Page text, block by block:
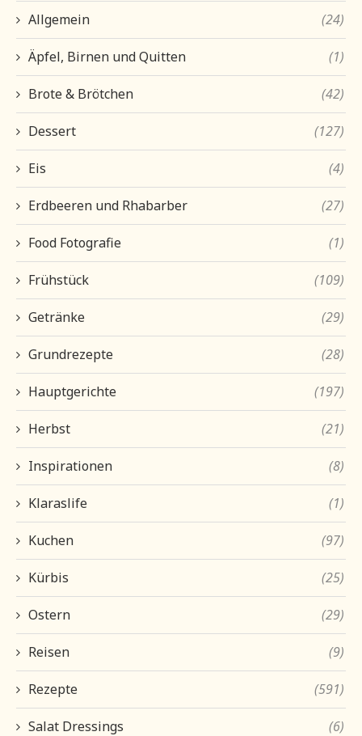
Allgemein (24)
Äpfel, Birnen und Quitten (1)
Brote & Brötchen (42)
Dessert (127)
Eis (4)
Erdbeeren und Rhabarber (27)
Food Fotografie (1)
Frühstück (109)
Getränke (29)
Grundrezepte (28)
Hauptgerichte (197)
Herbst (21)
Inspirationen (8)
Klaraslife (1)
Kuchen (97)
Kürbis (25)
Ostern (29)
Reisen (9)
Rezepte (591)
Salat Dressings (6)